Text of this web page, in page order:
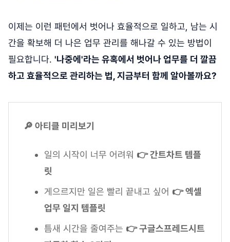
이제는 이런 패턴에서 벗어나 효율적으로 일하고, 남는 시
간을 확보해 더 나은 업무 관리를 해나갈 수 있는 방법이
필요합니다. '나중에'라는 유혹에서 벗어나 업무를 더 깔끔
하고 효율적으로 관리하는 법, 지금부터 함께 알아볼까요?
🔎 아티클 미리보기
일의 시작이 너무 어려워 👉 간트차트 템플
릿
게으르지만 일은 빨리 끝내고 싶어 👉 엑셀
업무 일지 템플릿
틈새 시간을 줄여주는 👉 구글스프레드시트